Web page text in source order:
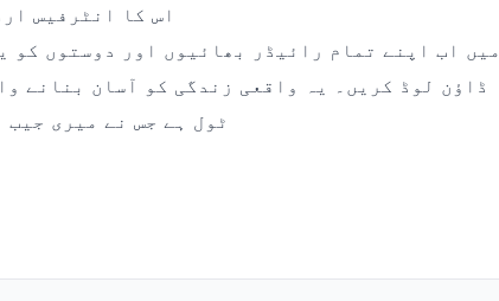
اس کا انٹرفیس
میں اب اپنے تمام رائیڈر بھائیوں اور دوستوں کو
ٹول ہے جس نے میری